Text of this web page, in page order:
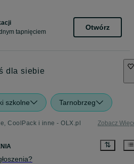
tapnięciem
Otwórz
dla siebie
szkolne Tarnobrzeg
CoolPack i inne - OLX.pl Zobacz